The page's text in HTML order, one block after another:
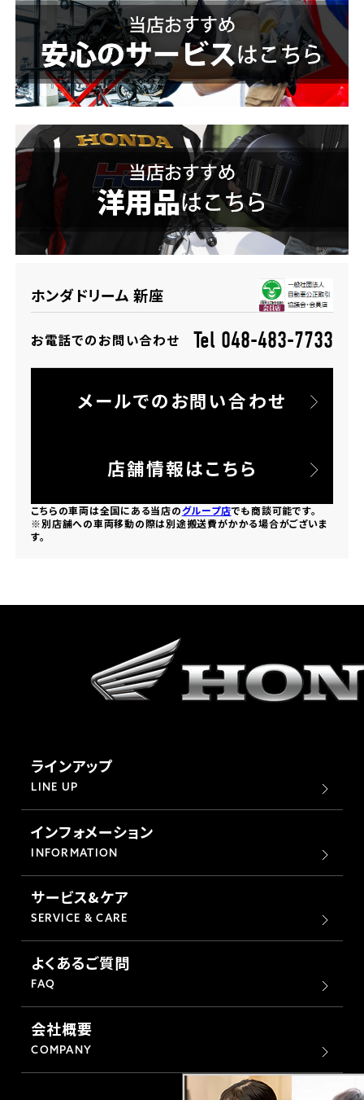
ホンダドリーム 新座
お電話でのお問い合わせ Tel 048-483-7733
メールでのお問い合わせ
店舗情報はこちら
こちらの車両は全国にある当店のグループ店でも商談可能です。
※別店舗への車両移動の際は別途搬送費がかかる場合がございま
す。
ラインアップ
LINE UP
インフォメーション
INFORMATION
サービス&ケア
SERVICE & CARE
よくあるご質問
FAQ
会社概要
COMPANY
ホンダドリーム 横浜緑
千葉県
ホンダドリーム 船橋
ホンダドリーム 松戸
ホンダドリーム 蘇我
ホンダドリーム ふかや花園
ホンダドリーム 所沢
ホンダドリーム 姫路
ホンダドリーム 西宮甲子園
奈良県
ホンダドリーム 奈良